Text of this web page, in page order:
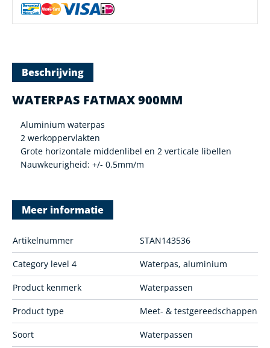
Beschrijving
WATERPAS FATMAX 900MM
Aluminium waterpas
2 werkoppervlakten
Grote horizontale middenlibel en 2 verticale libellen
Nauwkeurigheid: +/- 0,5mm/m
Meer informatie
Artikelnummer STAN143536
Category level 4 Waterpas, aluminium
Product kenmerk Waterpassen
Product type Meet- & testgereedschappen
Soort Waterpassen